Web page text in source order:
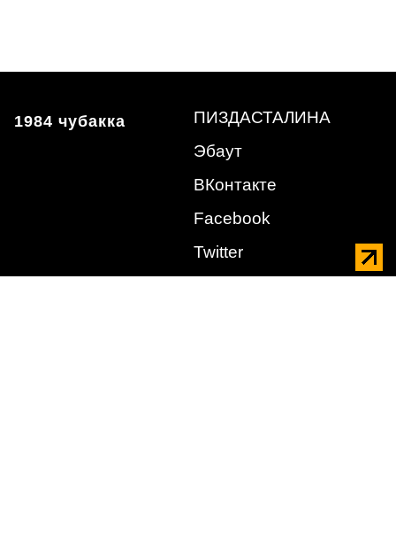
1984 чубакка
ПИЗДАСТАЛИНА
Эбаут
ВКонтакте
Facebook
Twitter